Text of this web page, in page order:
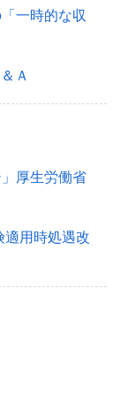
一時的な収
Ａ
厚生労働省
用時処遇改